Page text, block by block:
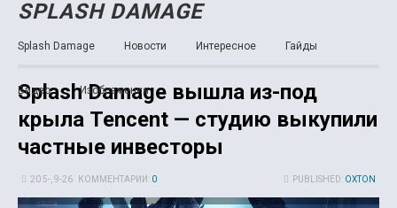
SPLASH DAMAGE
Splash Damage Новости Интересное Гайды
Видео Изображения
Splash Damage вышла из-под
крыла Tencent — студию выкупили
частные инвесторы
PUBLISHED: OXTON
20 5-, 9-26 КОММЕНТАРИИ: 0